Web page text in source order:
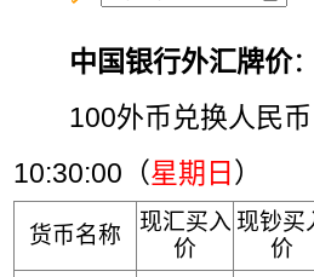
中国银行外汇牌价：
100外币兑换人民币
10:30:00（星期日 ）
货币名称
现汇买入
价
现钞买
价